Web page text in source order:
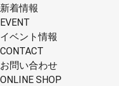
新着情報
EVENT
イベント情報
CONTACT
お問い合わせ
ONLINE SHOP